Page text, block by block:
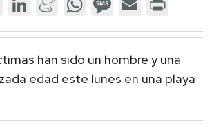
han sido un hombre y una
edad este lunes en una playa